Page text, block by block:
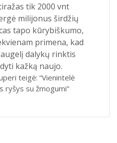
tik 2000 vnt
milijonus širdžių
tapo kūrybiškumo,
primena, kad
dalykų rinktis
kažką naujo.
teigė: “Vienintelė
ryšys su žmogumi”